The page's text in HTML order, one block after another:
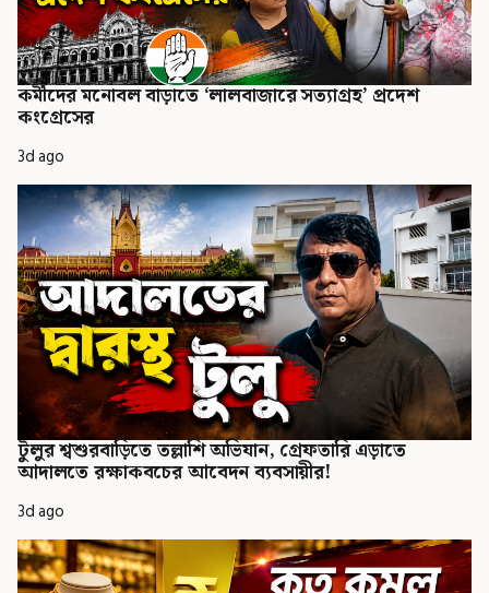
কর্মীদের মনোবল বাড়াতে ‘লালবাজারে সত্যাগ্রহ’ প্রদেশ
কংগ্রেসের
3d ago
টুলুর শ্বশুরবাড়িতে তল্লাশি অভিযান, গ্রেফতারি এড়াতে
আদালতে রক্ষাকবচের আবেদন ব্যবসায়ীর!
3d ago